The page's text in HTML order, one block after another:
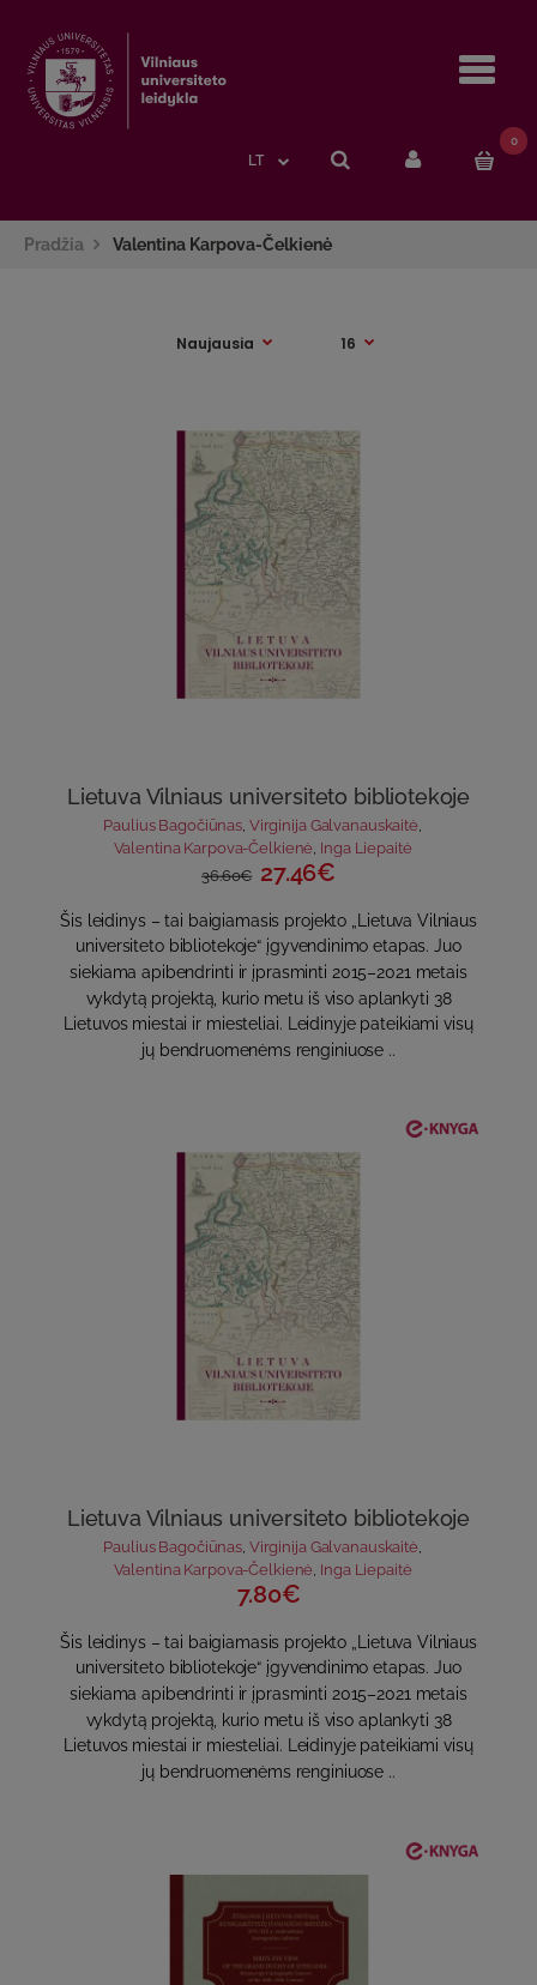
LT
0
Pradžia Valentina Karpova-Čelkienė
Lietuva Vilniaus universiteto bibliotekoje
Paulius Bagočiūnas, Virginija Galvanauskaitė
Valentina Karpova-Čelkienė, Inga Liepaitė
36.60€ 27.46€
Šis leidinys – tai baigiamasis projekto „Lietuva Vilniaus
universiteto bibliotekoje“ įgyvendinimo etapas. Juo
siekiama apibendrinti ir įprasminti 2015–2021 metais
vykdytą projektą, kurio metu iš viso aplankyti 38
Lietuvos miestai ir miesteliai. Leidinyje pateikiami visų
jų bendruomenėms renginiuose ..
Lietuva Vilniaus universiteto bibliotekoje
Paulius Bagočiūnas, Virginija Galvanauskaitė
Valentina Karpova-Čelkienė, Inga Liepaitė
7.80€
Šis leidinys – tai baigiamasis projekto „Lietuva Vilniaus
universiteto bibliotekoje“ įgyvendinimo etapas. Juo
siekiama apibendrinti ir įprasminti 2015–2021 metais
vykdytą projektą, kurio metu iš viso aplankyti 38
Lietuvos miestai ir miesteliai. Leidinyje pateikiami visų
jų bendruomenėms renginiuose ..